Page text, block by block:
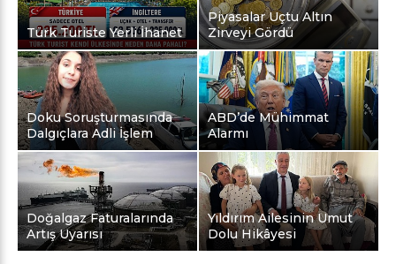
Türk Turiste Yerli İhanet
Piyasalar Uçtu Altın
Zirveyi Gördü
Doku Soruşturmasında
Dalgıçlara Adli İşlem
ABD’de Mühimmat
Alarmı
Doğalgaz Faturalarında
Artış Uyarısı
Yıldırım Ailesinin Umut
Dolu Hikâyesi